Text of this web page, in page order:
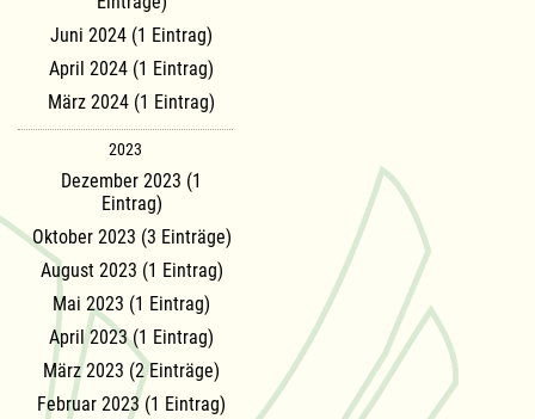
Juni 2024 (1 Eintrag)
April 2024 (1 Eintrag)
März 2024 (1 Eintrag)
2023
Dezember 2023 (1
Eintrag)
Oktober 2023 (3 Einträge)
August 2023 (1 Eintrag)
Mai 2023 (1 Eintrag)
April 2023 (1 Eintrag)
März 2023 (2 Einträge)
Februar 2023 (1 Eintrag)